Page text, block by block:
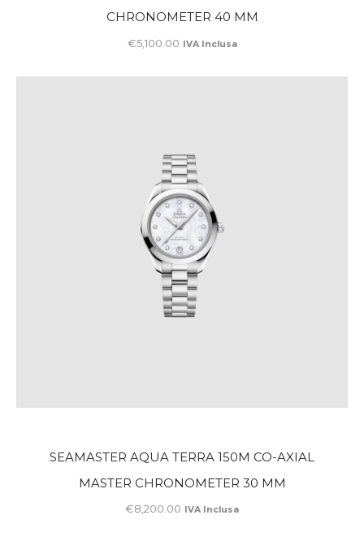
CHRONOMETER 40 MM
€5,100 00 IVA Inclusa
SEAMASTER AQUA TERRA 150M CO-AXIAL
MASTER CHRONOMETER 30 MM
€8,200.00 IVA Inclusa